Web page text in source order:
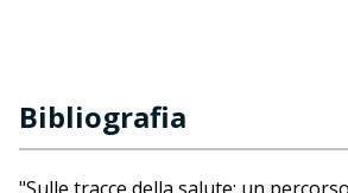
Bibliografia